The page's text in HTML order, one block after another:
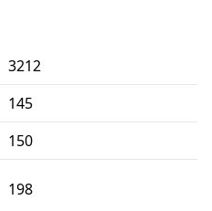
3212
145
150
198